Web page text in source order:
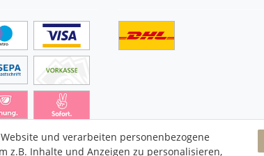
und verarbeiten personenbezogene
z.B. Inhalte und Anzeigen zu personalisieren,